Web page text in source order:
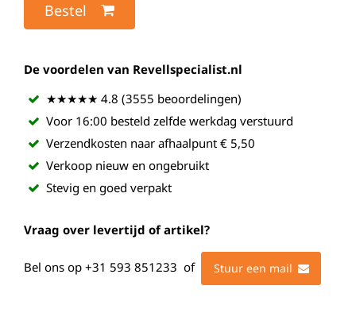
Bestel
De voordelen van Revellspecialist.nl
★★★★★ 4.8 (3555 beoordelingen)
Voor 16:00 besteld zelfde werkdag verstuurd
Verzendkosten naar afhaalpunt € 5,50
Verkoop nieuw en ongebruikt
Stevig en goed verpakt
Vraag over levertijd of artikel?
Bel ons op +31 593 851233 of Stuur een mail